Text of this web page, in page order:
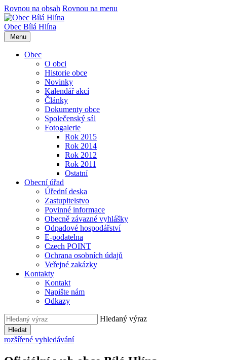
Rovnou na obsah Rovnou na menu
Obec Bílá Hlína
Menu
Obec
O obci
Historie obce
Novinky
Kalendář akcí
Články
Dokumenty obce
Společenský sál
Fotogalerie
Rok 2015
Rok 2014
Rok 2012
Rok 2011
Ostatní
Obecní úřad
Úřední deska
Zastupitelstvo
Povinné informace
Obecně závazné vyhlášky
Odpadové hospodářství
E-podatelna
Czech POINT
Ochrana osobních údajů
Veřejné zakázky
Kontakty
Kontakt
Napište nám
Odkazy
Hledaný výraz
Hledat
rozšířené vyhledávání